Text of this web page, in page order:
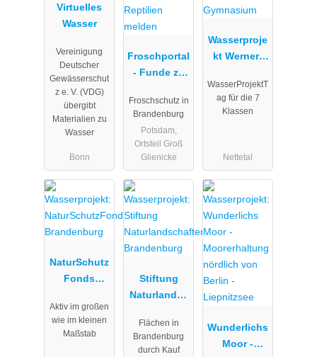
Virtuelles
Wasser
Vereinigung
Deutscher
Gewässerschut
z e. V. (VDG)
übergibt
Materialien zu
Wasser
Bonn
Froschportal
- Funde zu
und
Reptilien
melden
Froschschutz in
Brandenburg
Potsdam,
Ortsteil Groß
Glienicke
Wasserproje
kt Werner-
Gymnasium
WasserProjektT
ag für die 7
Klassen
Nettetal
NaturSchutz
Fonds
g
Aktiv im großen
wie im kleinen
Maßstab
Stiftung
Naturlandsc
Brandenbur
g
Flächen in
Brandenburg
durch Kauf
Wunderlichs
Moor -